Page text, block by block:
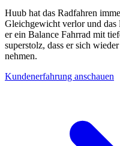
Huub hat das Radfahren
Gleichgewicht verlor und das
er ein Balance Fahrrad mit
superstolz, dass er sich
nehmen.
Kundenerfahrung anschauen